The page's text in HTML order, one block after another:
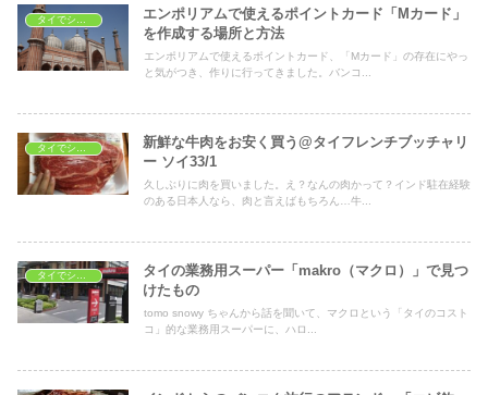
エンポリアムで使えるポイントカード「Mカード」
を作成する場所と方法
エンポリアムで使えるポイントカード、「Mカード」の存在にやっ
と気がつき、作りに行ってきました。バンコ...
新鮮な牛肉をお安く買う@タイフレンチブッチャリ
ー ソイ33/1
久しぶりに肉を買いました。え？なんの肉かって？インド駐在経験
のある日本人なら、肉と言えばもちろん…牛...
タイでショッピング
タイの業務用スーパー「makro（マクロ）」で見つ
けたもの
tomo snowy ちゃんから話を聞いて、マクロという「タイのコスト
コ」的な業務用スーパーに、ハロ...